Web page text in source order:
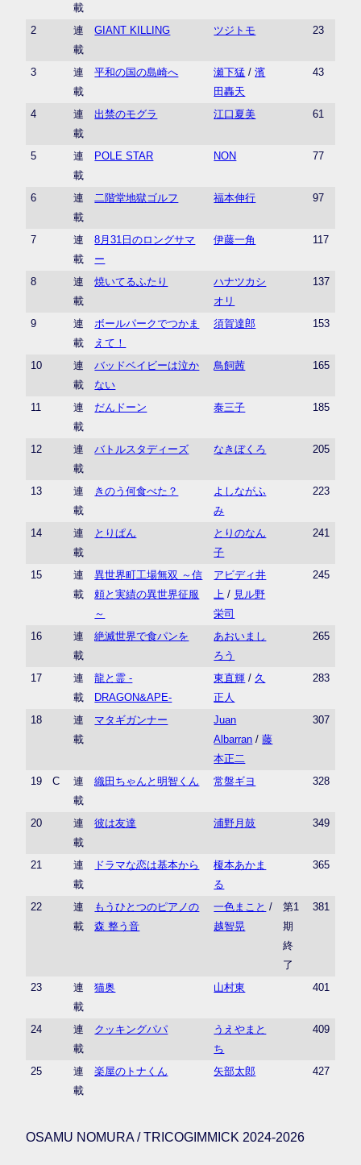
載
2
連
載
GIANT KILLING ツジトモ 23
3
連
載
平和の国の島崎へ 瀬下猛 /濱
田轟天
43
4
連
載
出禁のモグラ 江口夏美 61
5
連
載
POLE STAR NON 77
6
連
載
二階堂地獄ゴルフ 福本伸行 97
7
連
載
8月31日のロングサマ
ー
伊藤一角 117
8
連
載
焼いてるふたり
ハナツカシ
オリ
137
9
連
載
ボールパークでつかま
えて！
須賀達郎 153
10
連
載
バッドベイビーは泣か
ない
鳥飼茜 165
11
連
載
だんドーン 泰三子 185
12
連
載
バトルスタディーズ なきぼくろ 205
13
連
載
きのう何食べた？
よしながふ
み
223
14
連
載
とりぱん
とりのなん
子
241
15
連
載
異世界町工場無双 ～信
頼と実績の異世界征服
～
アビディ井
上 / 見ル野
栄司
245
16
連
載
絶滅世界で食パンを
あおいまし
ろう
265
17
連
載
龍と霊 -
DRAGON&APE-
東直輝 / 久
正人
283
18
連
載
マタギガンナー
Juan
Albarran /藤
本正二
307
19 C
連
載
織田ちゃんと明智くん 常盤ギヨ 328
20
連
載
彼は友達 浦野月鼓 349
21
連
載
ドラマな恋は基本から
榎本あかま
る
365
22
連
載
もうひとつのピアノの
森 整う音
一色まこと /
越智晃
第1
期
終
了
381
23
連
載
猫奥 山村東 401
24
連
載
クッキングパパ
うえやまと
ち
409
25
連
載
楽屋のトナくん 矢部太郎 427
OSAMU NOMURA / TRICOGIMMICK 2024-2026